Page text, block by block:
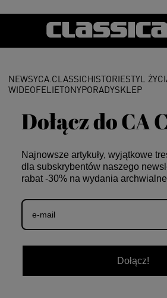
Dołącz do CA
Najnowsze artykuły, wyjątkowe
dla subskrybentów naszego
rabat -30% na wydania
Dołącz!
NEWSYCA.CLASSICHISTORIESTYL
WIDEOFELIETONYPORADYSKLEP